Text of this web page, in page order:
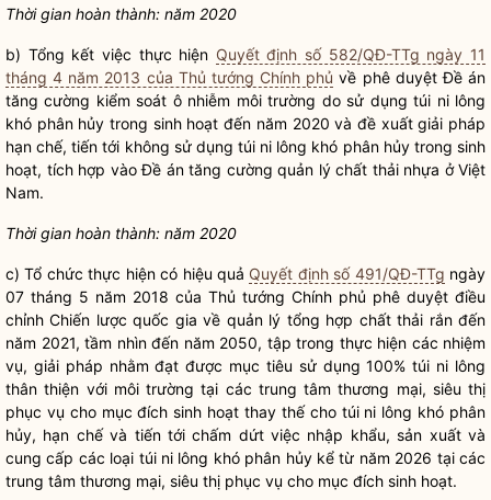
Thời gian hoàn thành: năm 2020
b) Tổng kết việc thực hiện Quyết định số 582/QĐ-TTg ngày 11
tháng 4 năm 2013 của Thủ tướng Chính phủ về phê duyệt Đề án
tăng cường kiểm soát ô nhiễm môi trường do sử dụng túi ni lông
khó phân hủy trong sinh hoạt đến năm 2020 và đề xuất giải pháp
hạn chế, tiến tới không sử dụng túi ni lông khó phân hủy trong sinh
hoạt, tích hợp vào Đề án tăng cường quản lý chất thải nhựa ở Việt
Nam.
Thời gian hoàn thành: năm 2020
c) Tổ chức thực hiện có hiệu quả Quyết định số 491/QĐ-TTg ngày
07 tháng 5 năm 2018 của Thủ tướng Chính phủ phê duyệt điều
chỉnh Chiến lượcquốc gia về quản lý tổng hợp chất thải rắn đến
năm 2021, tầm nhìn đến năm 2050, tập trong thực hiện các nhiệm
vụ, giải pháp nhằm đạt được mục tiêu sử dụng 100% túi ni lông
thân thiện với môi trường tại các trung tâm thương mại, siêu thị
phục vụ cho mục đích sinh hoạt thay thế cho túi ni lông khó phân
hủy, hạn chế và tiến tới chấm dứt việc nhập khẩu, sản xuất và
cung cấp các loại túi ni lông khó phân hủy kể từ năm 2026 tại các
trung tâm thương mại, siêu thị phục vụ cho mục đích sinh hoạt.